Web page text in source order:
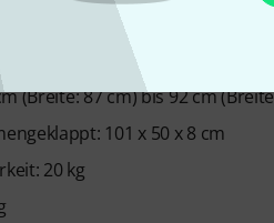
cm
(Breite: 87 cm) bis 92 cm
101 x 50 x 8 cm
20 kg